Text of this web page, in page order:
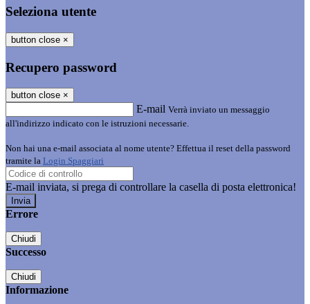
Seleziona utente
button close ×
Recupero password
button close ×
E-mail Verrà inviato un messaggio
all'indirizzo indicato con le istruzioni necessarie.
Non hai una e-mail associata al nome utente? Effettua il reset della password
tramite la Login Spaggiari
E-mail inviata, si prega di controllare la casella di posta elettronica!
Errore
Chiudi
Successo
Chiudi
Informazione